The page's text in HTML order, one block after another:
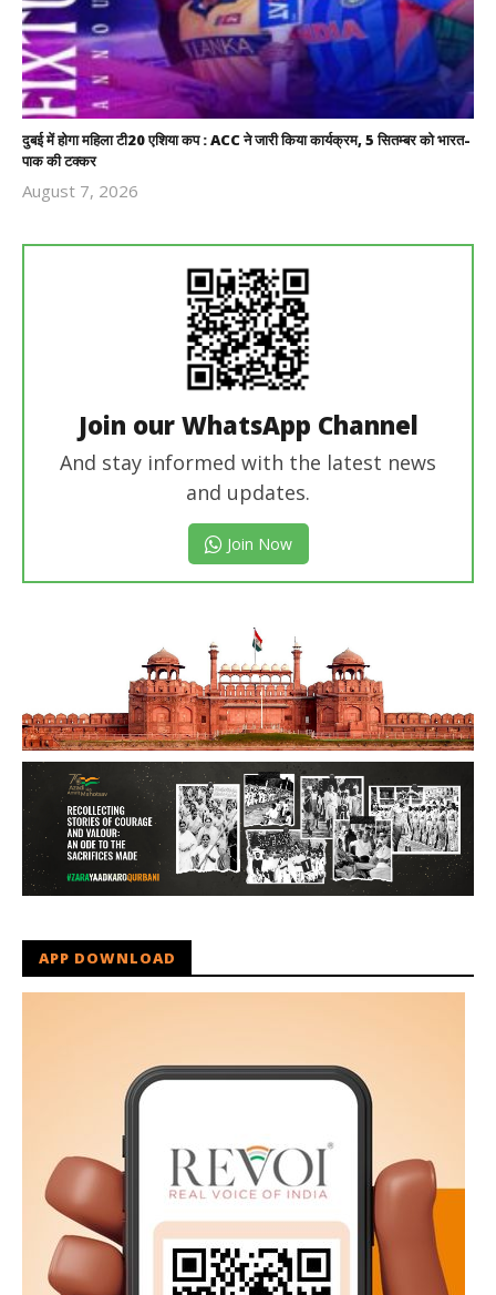
दुबई में होगा महिला टी20 एशिया कप : ACC ने जारी किया कार्यक्रम, 5 सितम्बर को भारत-
पाक की टक्कर
August 7, 2026
Join our WhatsApp Channel
And stay informed with the latest news
and updates.
Join Now
APP DOWNLOAD